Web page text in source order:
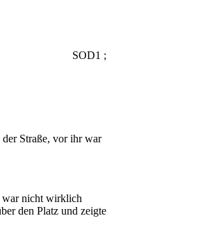
;
Straße, vor ihr war
war nicht wirklich
den Platz und zeigte